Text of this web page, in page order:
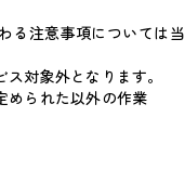
る注意事項については当
対象外となります。
られた以外の作業